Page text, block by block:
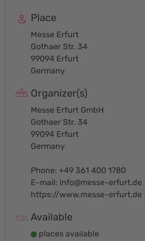
Place
Messe Erfurt
Gothaer Str. 34
99094 Erfurt
Germany
Organizer(s)
Messe Erfurt GmbH
Gothaer Str. 34
99094 Erfurt
Germany
Phone: +49 361 400 1780
E-mail: info@messe-erfurt.de
https://www.messe-erfurt.de
Available
places available